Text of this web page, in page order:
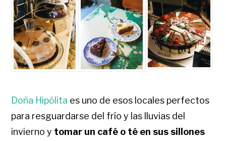
Doña Hipólita es uno de esos locales perfectos
para resguardarse del frío y las lluvias del
invierno y tomar un café o té en sus sillones